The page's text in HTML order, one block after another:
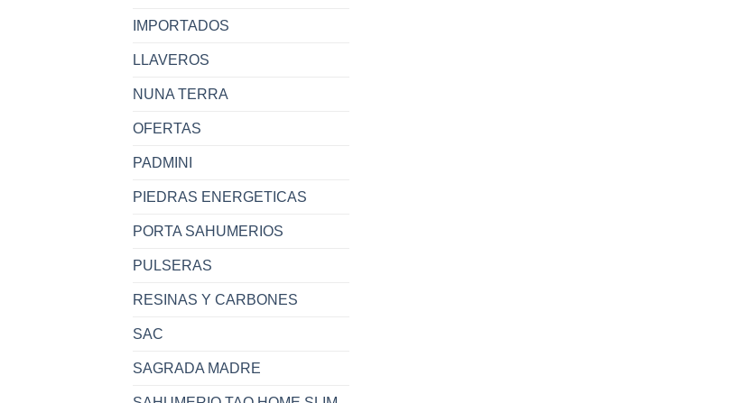
IMPORTADOS
LLAVEROS
NUNA TERRA
OFERTAS
PADMINI
PIEDRAS ENERGETICAS
PORTA SAHUMERIOS
PULSERAS
RESINAS Y CARBONES
SAC
SAGRADA MADRE